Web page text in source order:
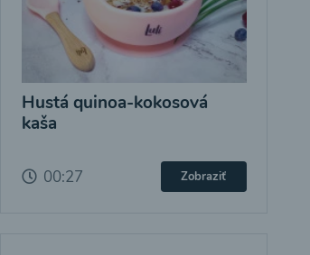
Hustá quinoa-kokosová
kaša
00:27 Zobraziť